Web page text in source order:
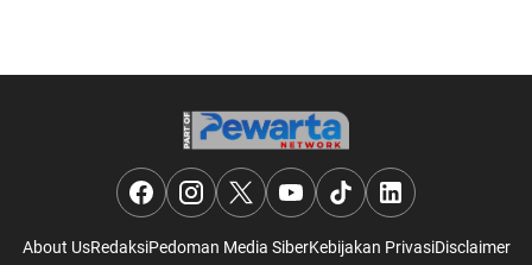
About UsRedaksiPedoman Media SiberKebijakan PrivasiDisclaimer